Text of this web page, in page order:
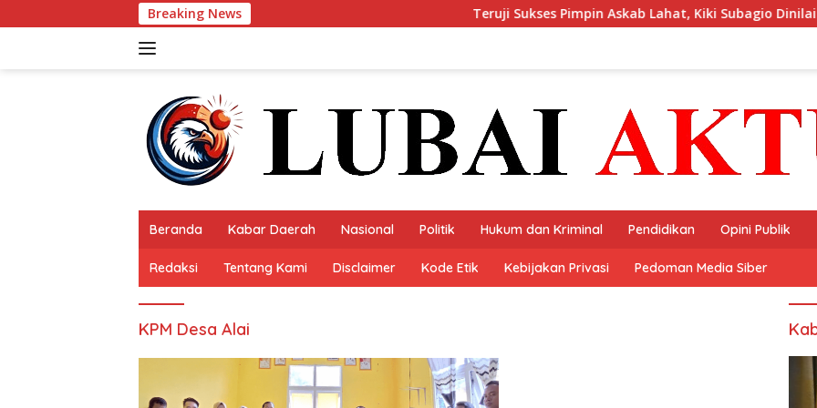
ke
Breaking News Teruji Sukses Pimpin Askab Lahat, Kiki Subagio Dinilai Pantas
Beranda Kabar Daerah Nasional Politik Hukum dan Kriminal Pendidikan Opini Publik
Redaksi Tentang Kami Disclaimer Kode Etik Kebijakan Privasi Pedoman Media Siber
KPM Desa Alai